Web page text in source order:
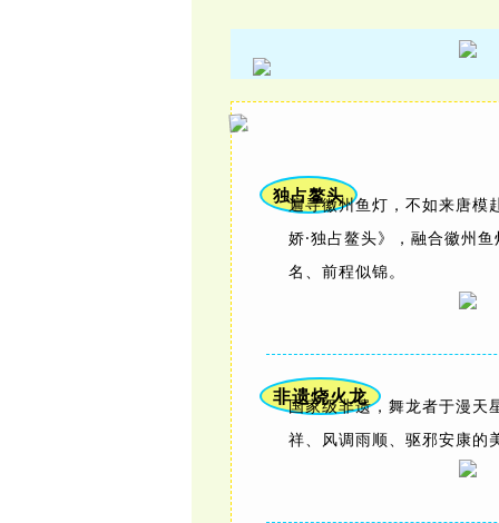
独占鳌头
遍寻徽州鱼灯，不如来唐模
娇·独占鳌头》，融合徽州
名、前程似锦。
非遗烧火龙
国家级非遗，舞龙者于漫天
祥、风调雨顺、驱邪安康的